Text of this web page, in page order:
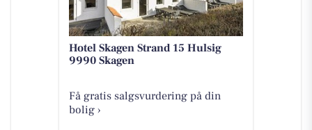
Hotel Skagen Strand 15 Hulsig
9990 Skagen
Få gratis salgsvurdering på din
bolig ›